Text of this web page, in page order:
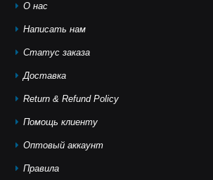
О нас
Написать нам
Статус заказа
Доставка
Return & Refund Policy
Помощь клиeнту
Оптовый аккаунт
Правила